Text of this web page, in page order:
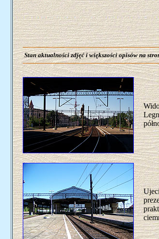
Stan aktualności zdjęć i większości opisów na